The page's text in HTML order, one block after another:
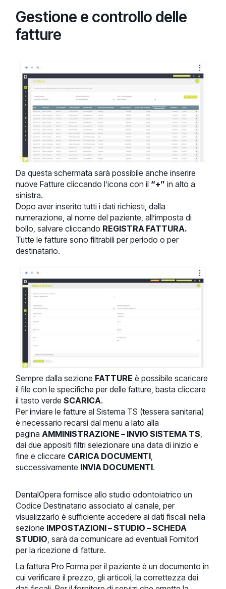
Gestione e controllo delle
fatture
Da questa schermata sarà possibile anche inserire
nuove Fatture cliccando l’icona con il “+” in alto a
sinistra.
Dopo aver inserito tutti i dati richiesti, dalla
numerazione, al nome del paziente, all’imposta di
bollo, salvare cliccando REGISTRA FATTURA.
Tutte le fatture sono filtrabili per periodo o per
destinatario.
Sempre dalla sezione FATTURE è possibile scaricare
il file con le specifiche per delle fatture, basta cliccare
il tasto verdeSCARICA.
Per inviare le fatture al Sistema TS (tessera sanitaria)
è necessario recarsi dal menu a lato alla
pagina AMMINISTRAZIONE – INVIO SISTEMA TS
dai due appositi filtri selezionare una data di inizio e
fine e cliccare CARICA DOCUMENTI
successivamente INVIA DOCUMENTI.
DentalOpera fornisce allo studio odontoiatrico un
Codice Destinatario associato al canale, per
visualizzarlo è sufficiente accedere ai dati fiscali nella
sezione IMPOSTAZIONI – STUDIO – SCHEDA
STUDIO , sarà da comunicare ad eventuali Fornitori
per la ricezione di fatture.
La fattura Pro Forma per il paziente è un documento in
cui verificare il prezzo, gli articoli, la correttezza dei